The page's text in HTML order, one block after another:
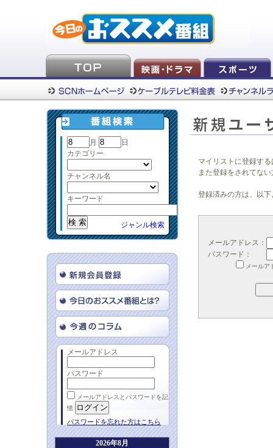
月
日
カテゴリー
チャンネル名
キーワード
ジャンル検索
メールアドレス
パスワード
メールアドレスとパスワードを記
憶
パスワードを忘れた方はこちら
2026年8月
マイリストに登録す
また登録をされてな
登録済みの方は、以
メールアドレス：
パスワード：
メールア